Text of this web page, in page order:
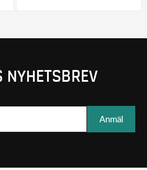
NYHETSBREV
Anmäl